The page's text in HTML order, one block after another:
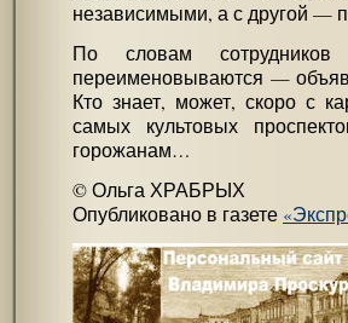
независимыми, а с другой —
По словам
переименовываются —
Кто знает, может, скоро с
самых культовых
горожанам…
© Ольга ХРАБРЫХ
Опубликовано в газете